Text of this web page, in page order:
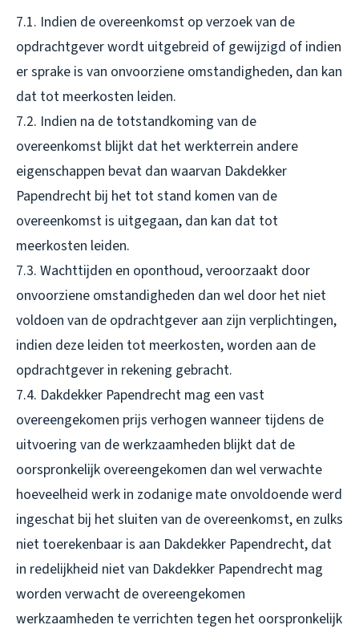
7.1. Indien de overeenkomst op verzoek van de
opdrachtgever wordt uitgebreid of gewijzigd of indien
er sprake is van onvoorziene omstandigheden, dan kan
dat tot meerkosten leiden.
7.2. Indien na de totstandkoming van de
overeenkomst blijkt dat het werkterrein andere
eigenschappen bevat dan waarvan Dakdekker
Papendrecht bij het tot stand komen van de
overeenkomst is uitgegaan, dan kan dat tot
meerkosten leiden.
7.3. Wachttijden en oponthoud, veroorzaakt door
onvoorziene omstandigheden dan wel door het niet
voldoen van de opdrachtgever aan zijn verplichtingen,
indien deze leiden tot meerkosten, worden aan de
opdrachtgever in rekening gebracht.
7.4. Dakdekker Papendrecht mag een vast
overeengekomen prijs verhogen wanneer tijdens de
uitvoering van de werkzaamheden blijkt dat de
oorspronkelijk overeengekomen dan wel verwachte
hoeveelheid werk in zodanige mate onvoldoende werd
ingeschat bij het sluiten van de overeenkomst, en zulks
niet toerekenbaar is aan Dakdekker Papendrecht, dat
in redelijkheid niet van Dakdekker Papendrecht mag
worden verwacht de overeengekomen
werkzaamheden te verrichten tegen het oorspronkelijk